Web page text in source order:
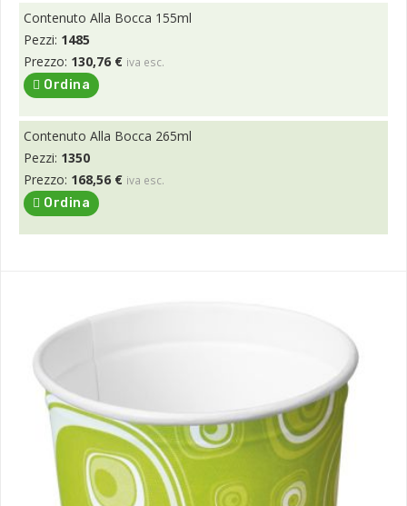
Contenuto Alla Bocca 155ml
Pezzi: 1485
Prezzo: 130,76 € iva esc.
Ordina
Contenuto Alla Bocca 265ml
Pezzi: 1350
Prezzo: 168,56 € iva esc.
Ordina